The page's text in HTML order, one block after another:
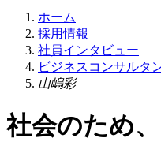
ホーム
採用情報
社員インタビュー
ビジネスコンサルタ
山嶋彩
社会のため